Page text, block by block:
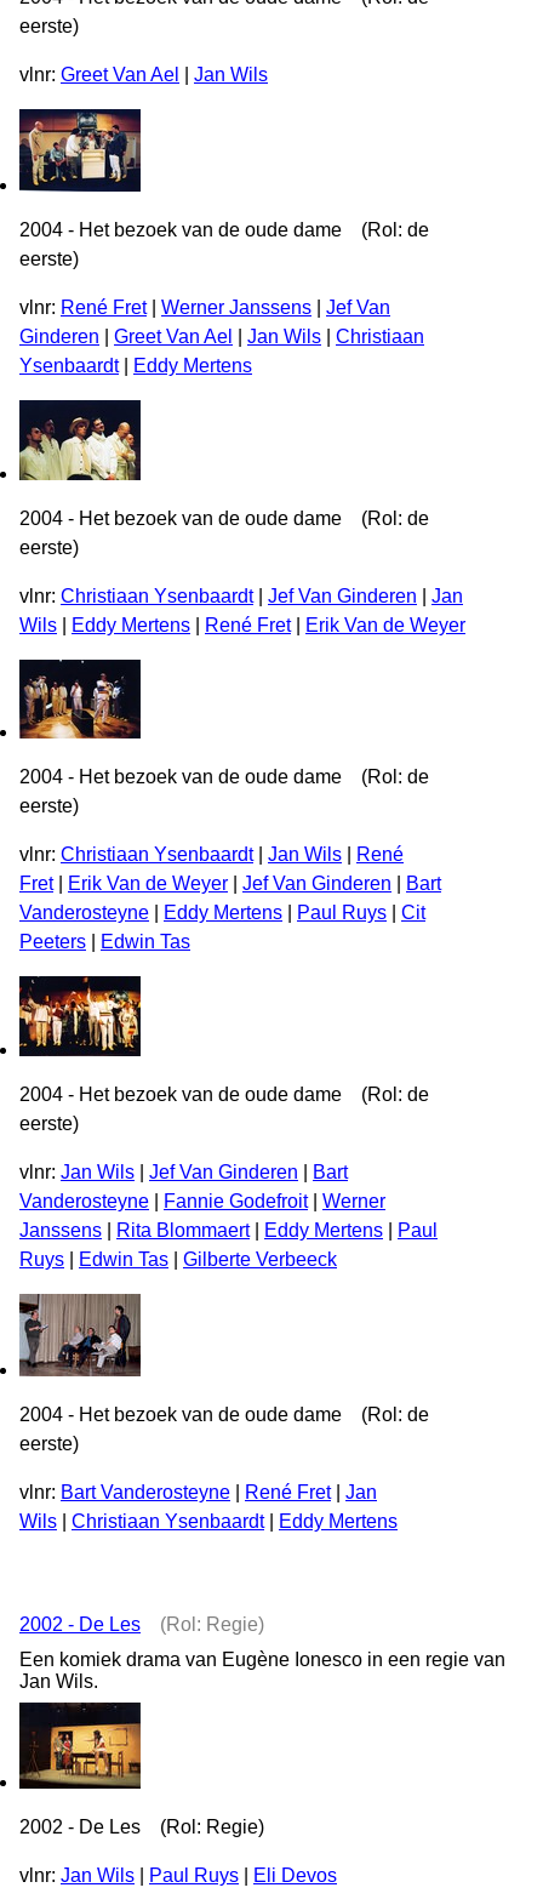
eerste)
vlnr: Greet Van Ael Jan Wils
2004 - Het bezoek van de oude dame (Rol: de
eerste)
vlnr: René Fret| Werner Janssens
Jef Van
Ginderen
Greet Van Ael Jan Wils
Christiaan
Ysenbaardt| Eddy Mertens
2004 - Het bezoek van de oude dame (Rol: de
eerste)
vlnr: Christiaan Ysenbaardt| Jef Van Ginderen
Jan
Wils
Eddy Mertens René Fret| Erik Van de Weyer
2004 - Het bezoek van de oude dame (Rol: de
eerste)
vlnr: Christiaan Ysenbaardt| Jan Wils
René
Fret| Erik Van de Weyer Jef Van Ginderen
Bart
Vanderosteyne
Eddy Mertens Paul Ruys
Cit
Peeters
Edwin Tas
2004 - Het bezoek van de oude dame (Rol: de
eerste)
vlnr: Jan Wils Jef Van Ginderen
Bart
Vanderosteyne
Fannie Godefroit| Werner
Janssens
Rita Blommaert| Eddy Mertens
Paul
Ruys
Edwin Tas Gilberte Verbeeck
2004 - Het bezoek van de oude dame (Rol: de
eerste)
vlnr: Bart Vanderosteyne René Fret| Jan
Wils
Christiaan Ysenbaardt| Eddy Mertens
2002 - De Les
(Rol: Regie)
Een komiek drama van Eugène Ionesco in een regie van
Jan Wils.
2002 - De Les (Rol: Regie)
vlnr: Jan Wils Paul Ruys Eli Devos